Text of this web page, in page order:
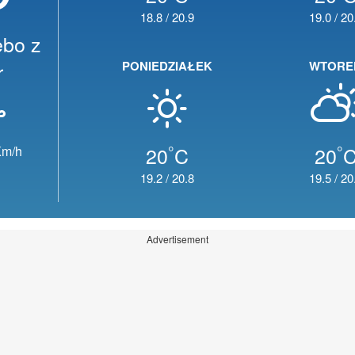
z
h
18.8/20.9 19.0/
PONIEDZIAŁEK
20°C
19.2/20.8
20°
19.5/
Advertisement